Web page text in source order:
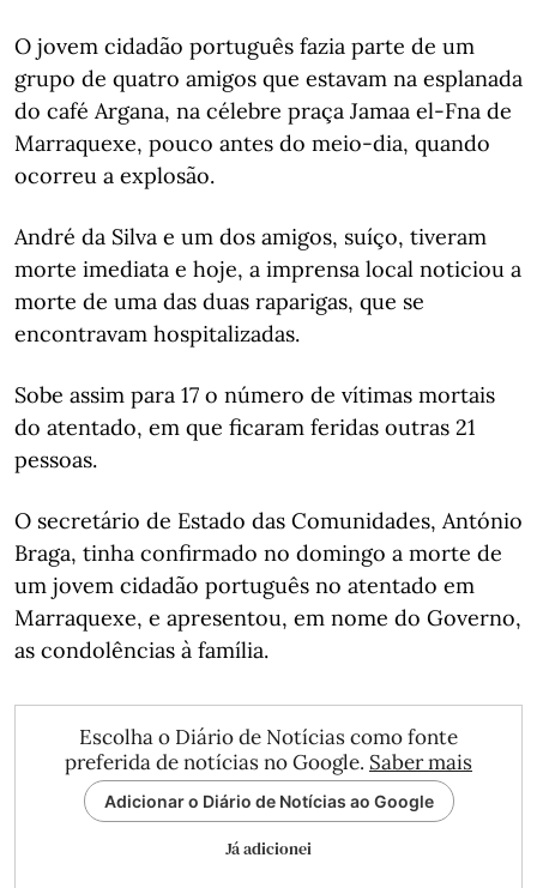
O jovem cidadão português fazia parte de um
grupo de quatro amigos que estavam na esplanada
do café Argana, na célebre praça Jamaa el-Fna de
Marraquexe, pouco antes do meio-dia, quando
ocorreu a explosão.
André da Silva e um dos amigos, suíço, tiveram
morte imediata e hoje, a imprensa local noticiou a
morte de uma das duas raparigas, que se
encontravam hospitalizadas.
Sobe assim para 17 o número de vítimas mortais
do atentado, em que ficaram feridas outras 21
pessoas.
O secretário de Estado das Comunidades, António
Braga, tinha confirmado no domingo a morte de
um jovem cidadão português no atentado em
Marraquexe, e apresentou, em nome do Governo,
as condolências à família.
Escolha o Diário de Notícias como fonte
preferida de notícias no Google. Saber mais
Adicionar o Diário de Notícias ao Google
Já adicionei